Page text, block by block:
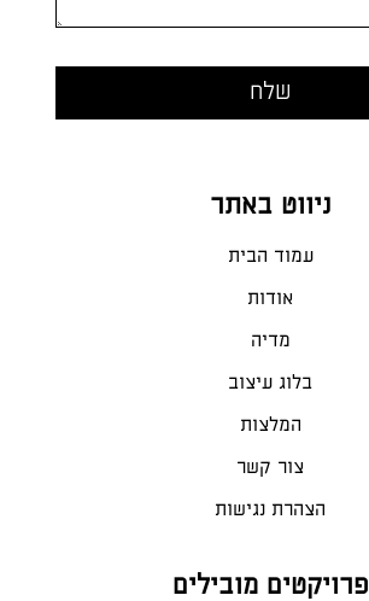
ניווט באתר
עמוד הבית
אודות
מדיה
בלוג עיצוב
המלצות
צור קשר
הצהרת נגישות
פרויקטים מובילים